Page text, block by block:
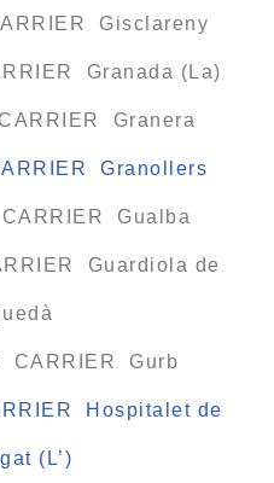
Gisclareny
Granada (La)
Granera
Granollers
Gualba
Guardiola de
CARRIER Gurb
Hospitalet de
(L’)